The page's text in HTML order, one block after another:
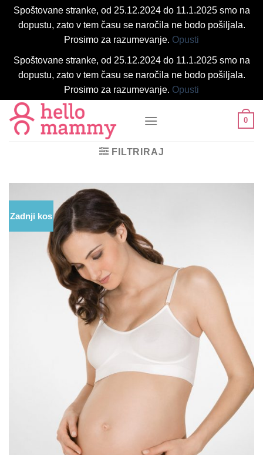
Spoštovane stranke, od 25.12.2024 do 11.1.2025 smo na
dopustu, zato v tem času se naročila ne bodo pošiljala.
Prosimo za razumevanje. Opusti
Spoštovane stranke, od 25.12.2024 do 11.1.2025 smo na
dopustu, zato v tem času se naročila ne bodo pošiljala.
Prosimo za razumevanje. Opusti
Skoči
na
vsebino
0
FILTRIRAJ
Zadnji kos